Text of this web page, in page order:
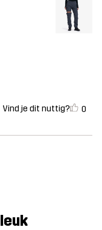
Vind je dit nuttig? 0